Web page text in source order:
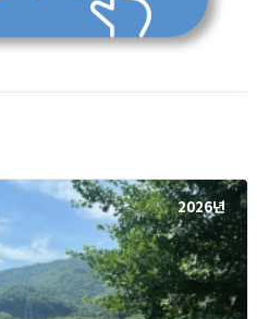
2026년